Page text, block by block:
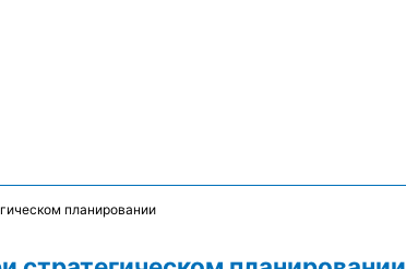
планировании